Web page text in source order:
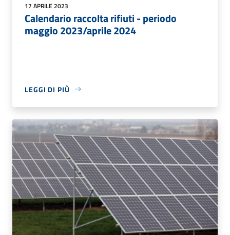
17 APRILE 2023
Calendario raccolta rifiuti - periodo
maggio 2023/aprile 2024
LEGGI DI PIÙ